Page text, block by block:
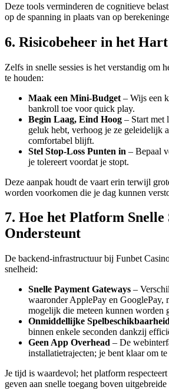
Deze tools verminderen de cognitieve
op de spanning in plaats van op
6. Risicobeheer in het
Zelfs in snelle sessies is het verstandig om
te houden:
Maak een Mini‑Budget – Wijs een
bankroll toe voor quick play.
Begin Laag, Eind Hoog – Start met
geluk hebt, verhoog je ze geleidelijk
comfortabel blijft.
Stel Stop‑Loss Punten in – Bepaal
je tolereert voordat je stopt.
Deze aanpak houdt de vaart erin terwijl
worden voorkomen die je dag kunnen
7. Hoe het Platform Snelle
Ondersteunt
De backend-infrastructuur bij Funbet
snelheid:
Snelle Payment Gateways –
waaronder ApplePay en GooglePay,
mogelijk die meteen kunnen worden
Onmiddellijke Spelbeschikbaarheid
binnen enkele seconden dankzij
Geen App Overhead – De
installatietrajecten; je bent klaar om
Je tijd is waardevol; het platform
geven aan snelle toegang boven uitgebreide